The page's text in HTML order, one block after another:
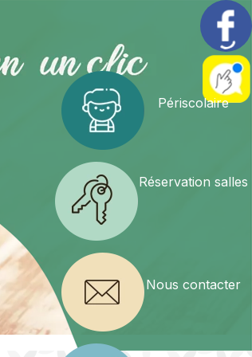
Périscolaire
Réservation salles
Nous contacter